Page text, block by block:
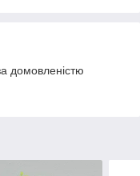
домовленістю